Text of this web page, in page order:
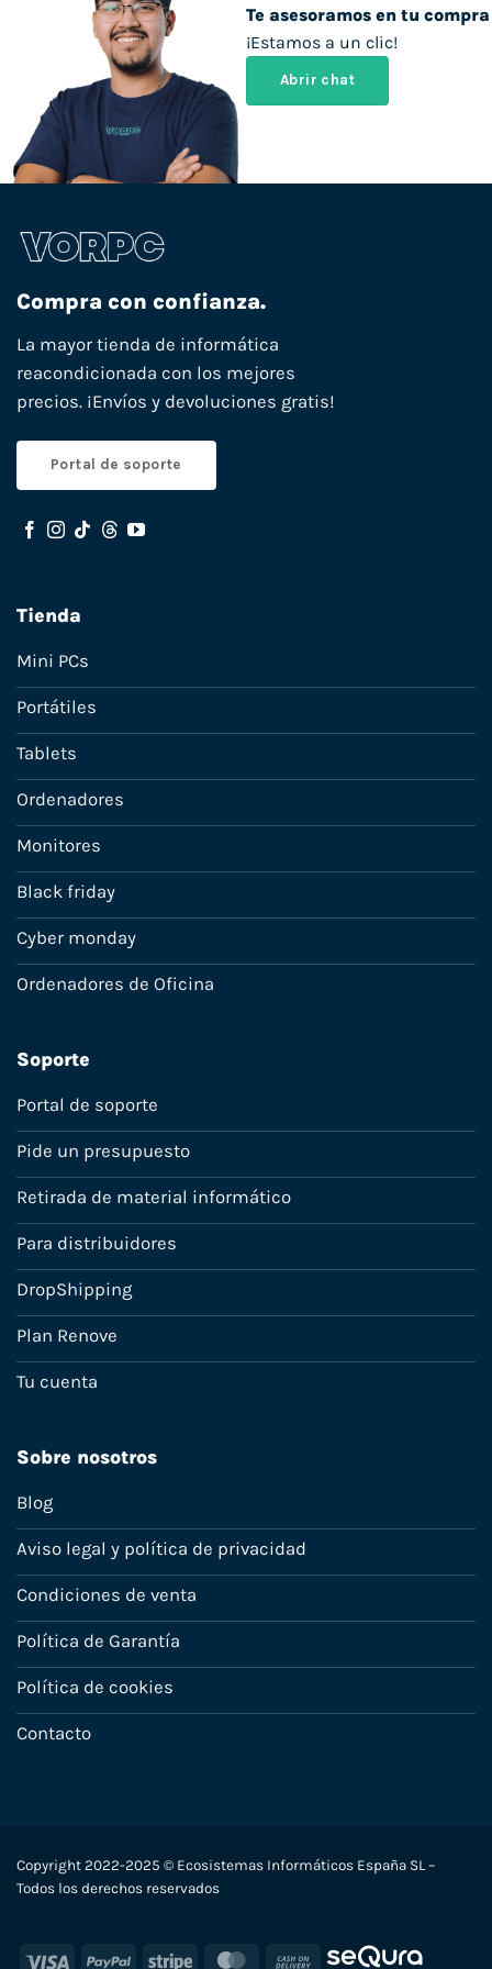
Te asesoramos en tu compra
¡Estamos a un clic!
Abrir chat
Compra con confianza.
La mayor tienda de informática
reacondicionada con los mejores
precios. ¡Envíos y devoluciones gratis!
Portal de soporte
Tienda
Mini PCs
Portátiles
Tablets
Ordenadores
Monitores
Black friday
Cyber monday
Ordenadores de Oficina
Soporte
Portal de soporte
Pide un presupuesto
Retirada de material informático
Para distribuidores
DropShipping
Plan Renove
Tu cuenta
Sobre nosotros
Blog
Aviso legal y política de privacidad
Condiciones de venta
Política de Garantía
Política de cookies
Contacto
Copyright 2022-2025 © Ecosistemas Informáticos España SL –
Todos los derechos reservados
Visa PayPal Stripe MasterCard
Cash